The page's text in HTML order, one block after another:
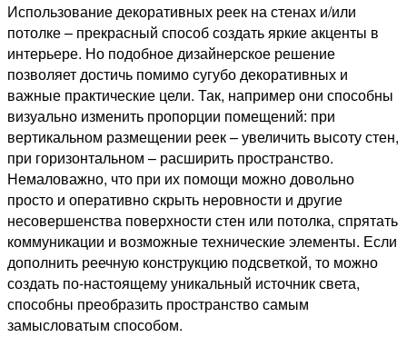
Использование декоративных реек на стенах и/или
потолке – прекрасный способ создать яркие акценты в
интерьере. Но подобное дизайнерское решение
позволяет достичь помимо сугубо декоративных и
важные практические цели. Так, например они способны
визуально изменить пропорции помещений: при
вертикальном размещении реек – увеличить высоту стен,
при горизонтальном – расширить пространство.
Немаловажно, что при их помощи можно довольно
просто и оперативно скрыть неровности и другие
несовершенства поверхности стен или потолка, спрятать
коммуникации и возможные технические элементы. Если
дополнить реечную конструкцию подсветкой, то можно
создать по-настоящему уникальный источник света,
способны преобразить пространство самым
замысловатым способом.